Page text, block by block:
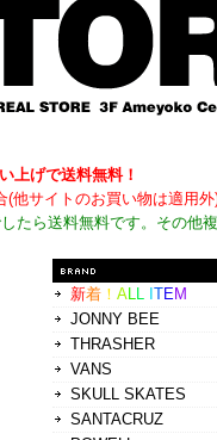
上げで送料無料！
他サイトのお買い物は適用
たら送料無料です。その他
新着 ！ ALL TEM
JONNY BEE
THRASHER
VANS
SKULL SKATES
SANTACRUZ